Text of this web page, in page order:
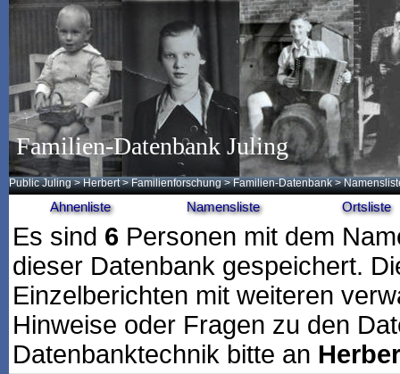
Familien-Datenbank Juling
Public Juling >Herbert >Familienforschung >Familien-Datenbank >
Ahnenliste Namensliste Ortsliste
Es sind 6 Personen mit dem
dieser Datenbank gespeichert.
Einzelberichten mit weiteren
Hinweise oder Fragen zu den
Datenbanktechnik bitte an